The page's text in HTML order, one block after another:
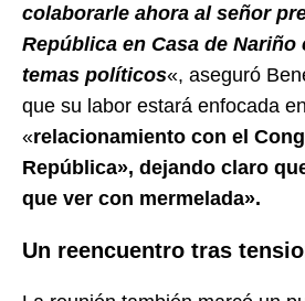
colaborarle ahora al señor
República en Casa de Nariño
temas políticos«, aseguró
que su labor estará enfocada
«relacionamiento con el
República», dejando claro
que ver con mermelada».
Un reencuentro tras